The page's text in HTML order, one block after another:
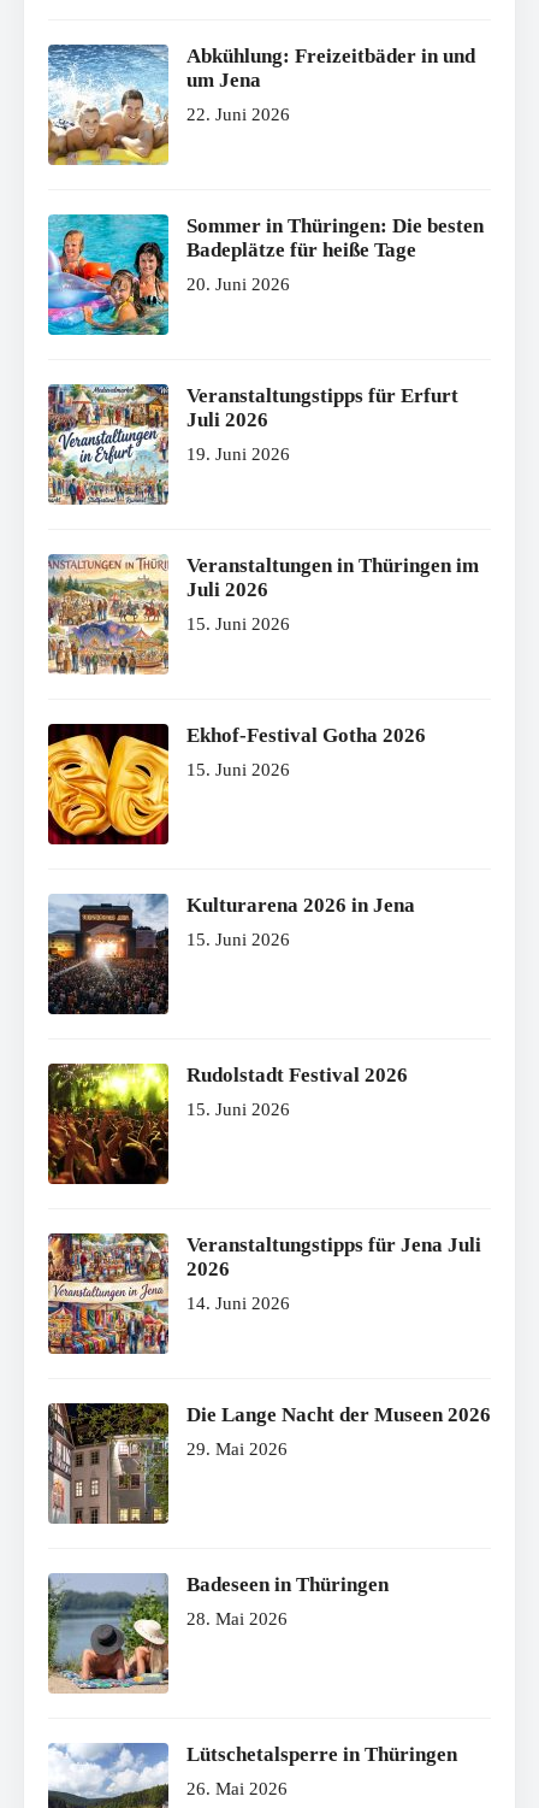
Abkühlung: Freizeitbäder in und
um Jena
22. Juni 2026
Sommer in Thüringen: Die besten
Badeplätze für heiße Tage
20. Juni 2026
Veranstaltungstipps für Erfurt
Juli 2026
19. Juni 2026
Veranstaltungen in Thüringen im
Juli 2026
15. Juni 2026
Ekhof-Festival Gotha 2026
15. Juni 2026
Kulturarena 2026 in Jena
15. Juni 2026
Rudolstadt Festival 2026
15. Juni 2026
Veranstaltungstipps für Jena Juli
2026
14. Juni 2026
Die Lange Nacht der Museen 2026
29. Mai 2026
Badeseen in Thüringen
28. Mai 2026
Lütschetalsperre in Thüringen
26. Mai 2026